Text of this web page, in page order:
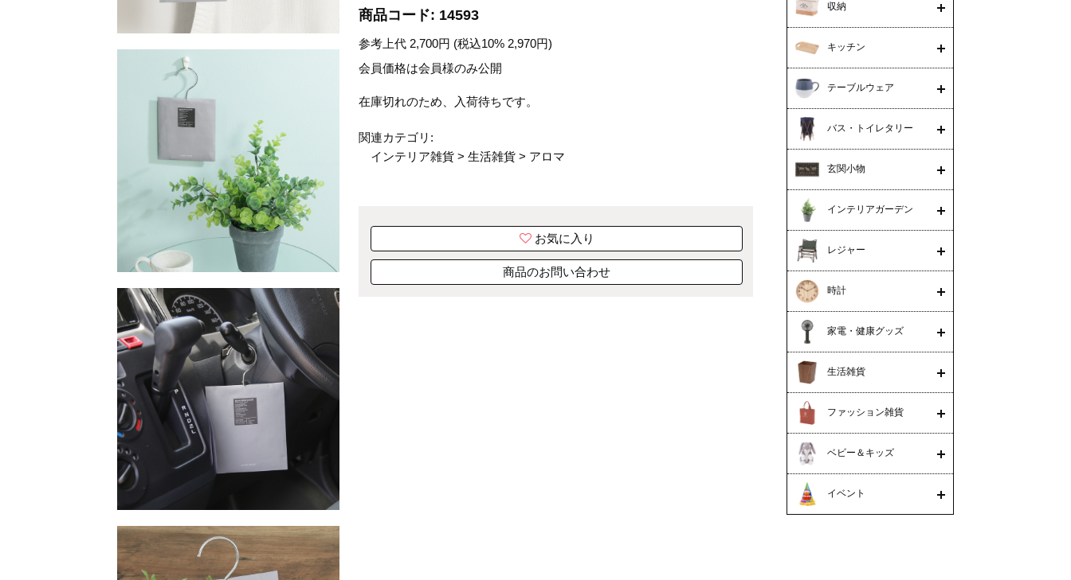
商品コード: 14593
参考上代 2,700円 (税込10% 2,970円)
会員価格は会員様のみ公開
在庫切れのため、入荷待ちです。
関連カテゴリ:
インテリア雑貨 >生活雑貨 > アロマ
お気に入り
商品のお問い合わせ
収納
キッチン
テーブルウェア
バス・トイレタリー
玄関小物
インテリアガーデン
レジャー
時計
家電・健康グッズ
生活雑貨
ファッション雑貨
ベビー＆キッズ
イベント